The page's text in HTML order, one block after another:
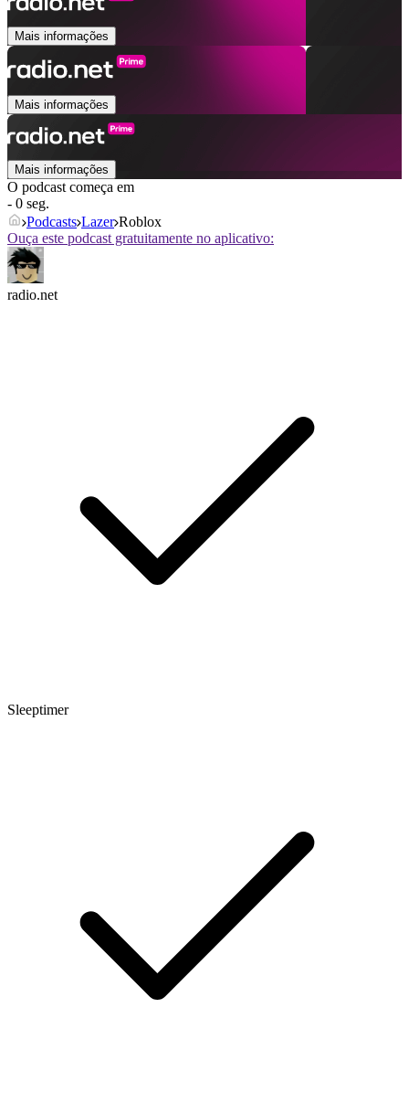
Mais informações
Mais informações
Mais informações
O podcast começa em
- 0 seg.
Podcasts Lazer Roblox
Ouça este podcast gratuitamente no aplicativo:
radio.net
Sleeptimer